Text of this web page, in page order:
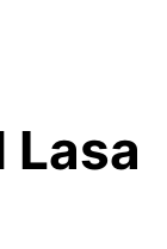
Lasa